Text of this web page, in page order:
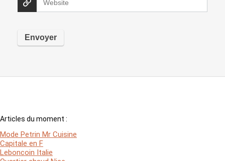
Articles du moment :
Mode Petrin Mr Cuisine
Capitale en F
Leboncoin Italie